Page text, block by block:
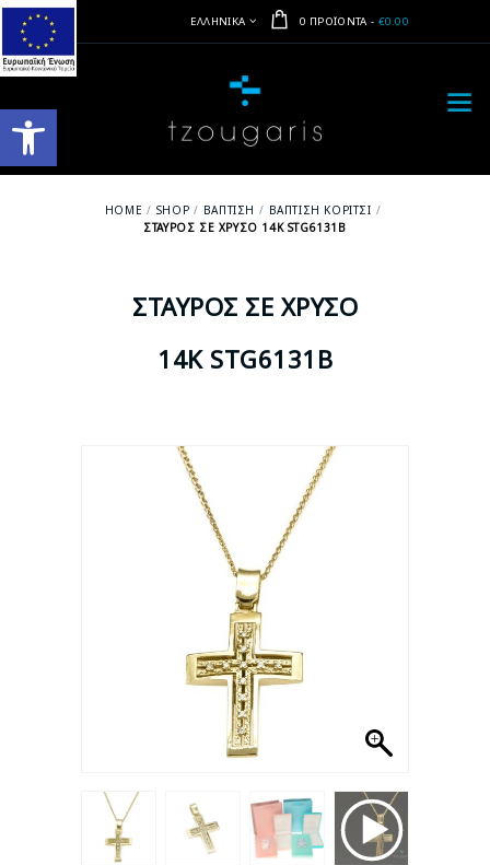
Ανοίξτε τη γραμμή εργαλείων
ΕΛΛΗΝΙΚΆ 0 ΠΡΟΪΌΝΤΑ - €0.00
HOME SHOP ΒΆΠΤΙΣΗ
ΒΆΠΤΙΣΗ ΚΟΡΊΤΣΙ
ΣΤΑΥΡΌΣ ΣΕ ΧΡΥΣΌ 14Κ STG6131B
ΣΤΑΥΡΌΣ ΣΕ ΧΡΥΣΌ
14Κ STG6131B